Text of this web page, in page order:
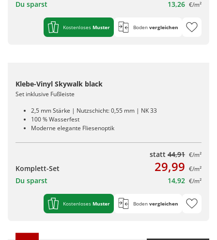
Du sparst 13,26 €/m²
Kostenloses Muster Boden vergleichen
Klebe-Vinyl Skywalk black
Set inklusive Fußleiste
2,5 mm Stärke | Nutzschicht: 0,55 mm | NK 33
100 % Wasserfest
Moderne elegante Fliesenoptik
statt 44,91 €/m²
Komplett-Set 29,99 €/m²
Du sparst 14,92 €/m²
Kostenloses Muster Boden vergleichen